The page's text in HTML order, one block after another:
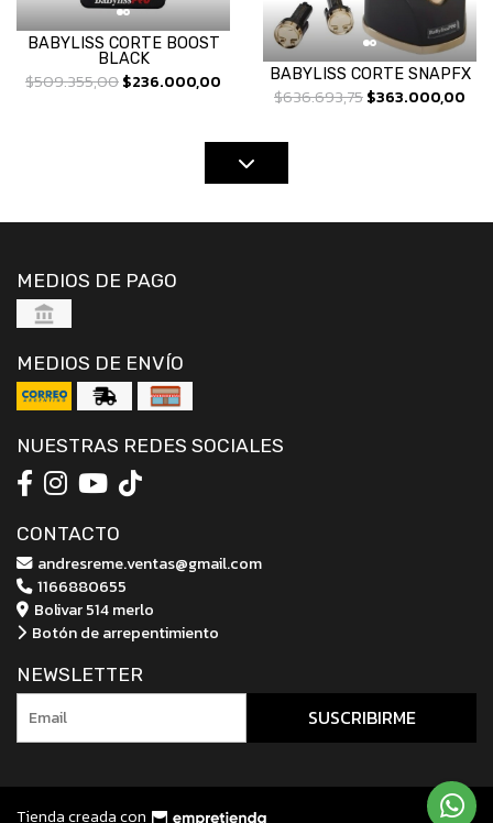
BABYLISS CORTE BOOST
BLACK
$509.355,00$236.000,00 BABYLISS CORTE SNAPFX
$636.693,75$363.000,00
MEDIOS DE PAGO
MEDIOS DE ENVÍO
NUESTRAS REDES SOCIALES
CONTACTO
andresreme.ventas@gmail.com
1166880655
Bolivar 514 merlo
Botón de arrepentimiento
NEWSLETTER
SUSCRIBIRME
Tienda creada con